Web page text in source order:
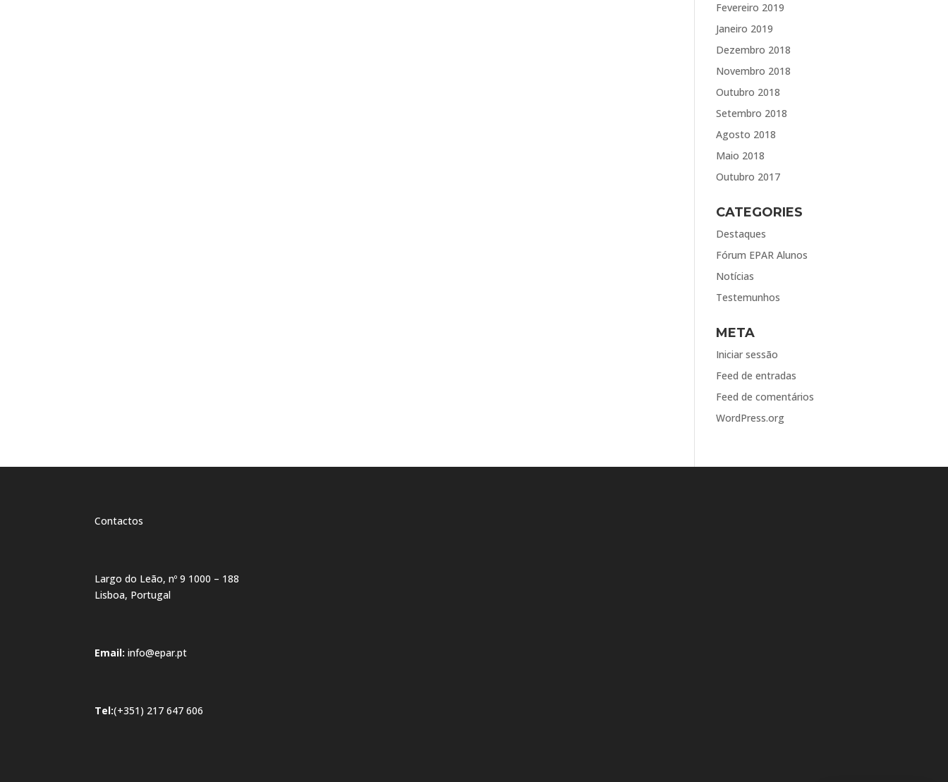
Fevereiro 2019
Janeiro 2019
Dezembro 2018
Novembro 2018
Outubro 2018
Setembro 2018
Agosto 2018
Maio 2018
Outubro 2017
CATEGORIES
Destaques
Fórum EPAR Alunos
Notícias
Testemunhos
META
Iniciar sessão
Feed de entradas
Feed de comentários
WordPress.org
Contactos
Largo do Leão, nº 9 1000 – 188
Lisboa, Portugal
Email: info@epar.pt
Tel:(+351) 217 647 606